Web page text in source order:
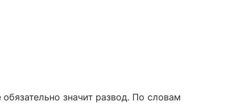
значит развод. По словам